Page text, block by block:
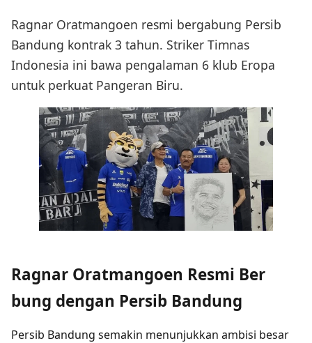
Ragnar Oratmangoen resmi bergabung Persib
Bandung kontrak 3 tahun. Striker Timnas
Indonesia ini bawa pengalaman 6 klub Eropa
untuk perkuat Pangeran Biru.
Ragnar Oratmangoen Resmi Ber
bung dengan Persib Bandung
Persib Bandung semakin menunjukkan ambisi besar